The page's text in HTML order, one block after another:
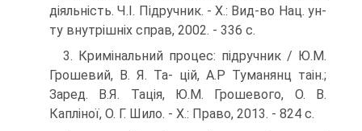
діяльність. Ч.І. Підруч­ник. - X.: Вид-во Нац. ун-
ту внутрішніх справ, 2002. - 336 с.
3. Кримінальний процес: підручник / Ю.М.
Грошевий, В. Я. Ta- цій, A.P Туманянц таін.;
Заред. В.Я. Тація, Ю.М. Грошево­го, О. В.
Капліної, О. Г. Шило. - X.: Право, 2013. - 824 с.